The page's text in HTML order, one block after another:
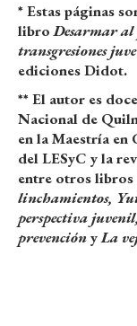
* Estas páginas
libroDesarmar al
transgresiones
ediciones Didot.
** El autor es
Nacional de
en la Maestría
del LESyC y la
entre otros libros
linchamientos,
perspectiva
prevenciónyLa